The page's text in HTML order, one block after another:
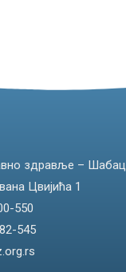
здравље – Шабац
Цвијића 1
550
545